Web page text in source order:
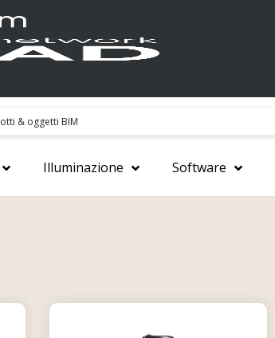
Illuminazione Software